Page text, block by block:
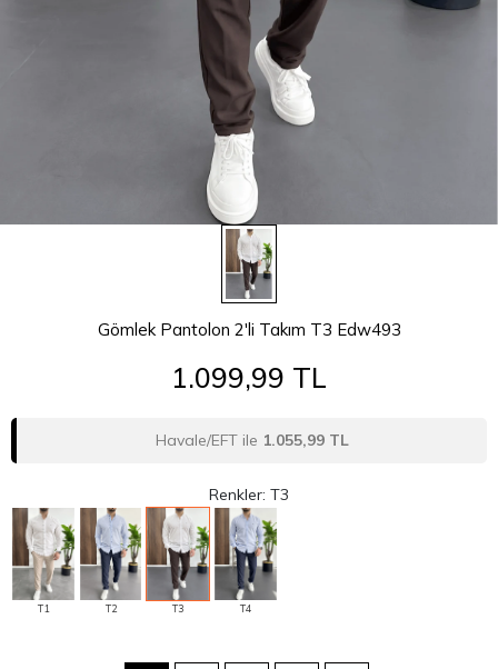
Gömlek Pantolon 2'li Takım T3 Edw493
1.099,99 TL
Havale/EFT ile 1.055,99 TL
Renkler: T3
T1 T2 T3 T4